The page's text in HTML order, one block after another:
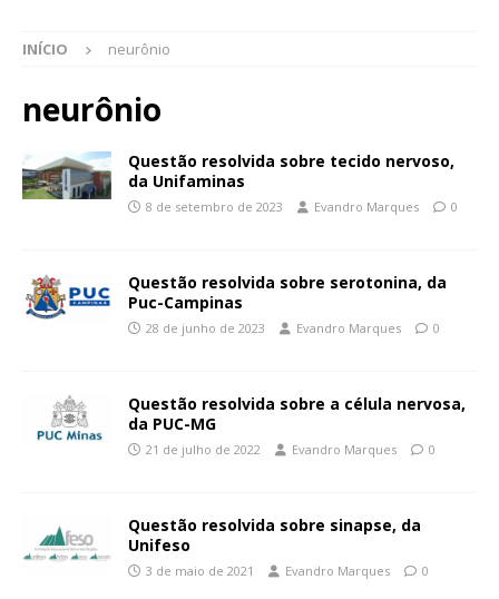
INÍCIO neurônio
neurônio
Questão resolvida sobre tecido nervoso,
da Unifaminas
8 de setembro de 2023 Evandro Marques 0
Questão resolvida sobre serotonina, da
Puc-Campinas
28 de junho de 2023 Evandro Marques 0
Questão resolvida sobre a célula nervosa,
da PUC-MG
21 de julho de 2022 Evandro Marques 0
Questão resolvida sobre sinapse, da
Unifeso
3 de maio de 2021 Evandro Marques 0